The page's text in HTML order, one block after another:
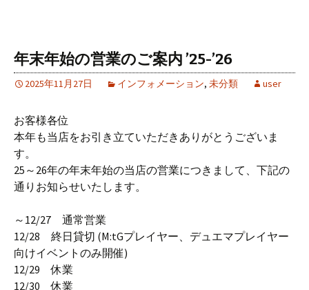
年末年始の営業のご案内 ’25-’26
2025年11月27日 インフォメーション, 未分類 user
お客様各位
本年も当店をお引き立ていただきありがとうございま
す。
25～26年の年末年始の当店の営業につきまして、下記の
通りお知らせいたします。
～12/27 通常営業
12/28 終日貸切 (M:tGプレイヤー、デュエマプレイヤー
向けイベントのみ開催)
12/29 休業
12/30 休業